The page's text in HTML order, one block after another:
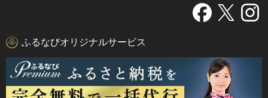
ふるなびオリジナルサービス